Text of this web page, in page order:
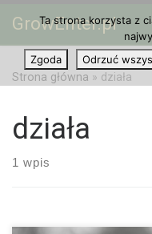
Przejdź do treści
GrowEnter.pl
Strona główna » działa
działa
1 wpis
Ta strona korzysta z
Zgoda
Odrzuć